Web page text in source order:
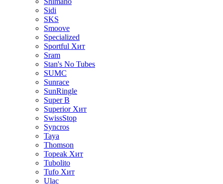
Sidi
SKS
Smoove
Specialized
Sportful Хит
Sram
Stan's No Tubes
SUMC
Sunrace
SunRingle
Super B
Superior Хит
SwissStop
Syncros
Taya
Thomson
Topeak Хит
Tubolito
Tufo Хит
Ulac